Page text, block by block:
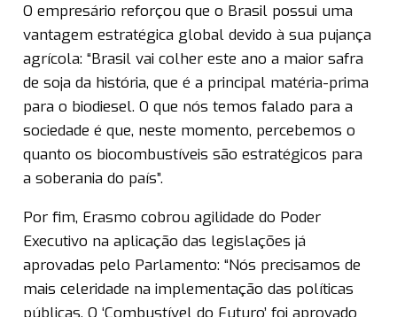
O empresário reforçou que o Brasil possui uma
vantagem estratégica global devido à sua pujança
agrícola: “Brasil vai colher este ano a maior safra
de soja da história, que é a principal matéria-prima
para o biodiesel. O que nós temos falado para a
sociedade é que, neste momento, percebemos o
quanto os biocombustíveis são estratégicos para
a soberania do país”.
Por fim, Erasmo cobrou agilidade do Poder
Executivo na aplicação das legislações já
aprovadas pelo Parlamento: “Nós precisamos de
mais celeridade na implementação das políticas